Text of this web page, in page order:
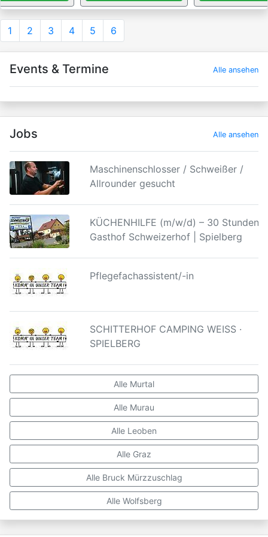
1 2 3 4 5 6
Events & Termine Alle ansehen
Jobs Alle ansehen
Maschinenschlosser / Schweißer /
Allrounder gesucht
KÜCHENHILFE (m/w/d) – 30 Stunden |
Gasthof Schweizerhof | Spielberg
Pflegefachassistent/-in
SCHITTERHOF CAMPING WEISS ·
SPIELBERG
Alle Murtal
Alle Murau
Alle Leoben
Alle Graz
Alle Bruck Mürzzuschlag
Alle Wolfsberg